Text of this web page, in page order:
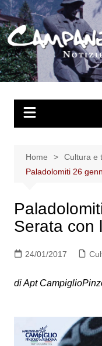
Salta
al
contenuto
Home
Cultura e
Paladolomiti 26
Serata con
24/01/2017
di Apt